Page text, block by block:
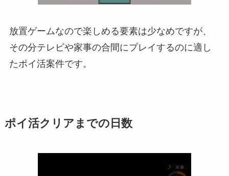
放置ゲームなので楽しめる要素は少なめですが、
その分テレビや家事の合間にプレイするのに適し
たポイ活案件です。
ポイ活クリアまでの日数